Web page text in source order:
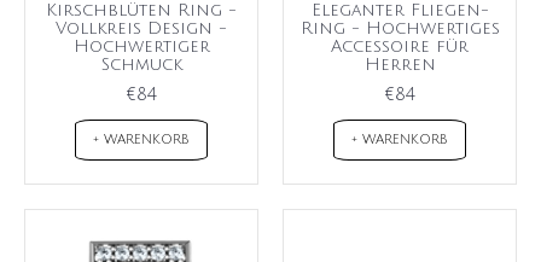
Kirschblüten Ring -
Vollkreis Design -
Hochwertiger
Schmuck
€84
+ WARENKORB
Eleganter Fliegen-
Ring - Hochwertiges
Accessoire für
Herren
€84
+ WARENKORB